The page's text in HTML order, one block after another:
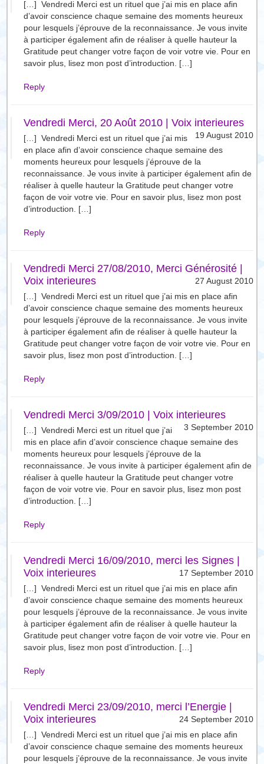
[…] Vendredi Merci est un rituel que j’ai mis en place afin
d’avoir conscience chaque semaine des moments heureux
pour lesquels j’éprouve de la reconnaissance. Je vous invite
à participer également afin de réaliser à quelle hauteur la
Gratitude peut changer votre façon de voir votre vie. Pour en
savoir plus, lisez mon post d’introduction. […]
Reply
Vendredi Merci, 20 Août 2010 | Voix interieures
19 August 2010
[…] Vendredi Merci est un rituel que j’ai mis
en place afin d’avoir conscience chaque semaine des
moments heureux pour lesquels j’éprouve de la
reconnaissance. Je vous invite à participer également afin de
réaliser à quelle hauteur la Gratitude peut changer votre
façon de voir votre vie. Pour en savoir plus, lisez mon post
d’introduction. […]
Reply
Vendredi Merci 27/08/2010, Merci Générosité |
Voix interieures
27 August 2010
[…] Vendredi Merci est un rituel que j’ai mis en place afin
d’avoir conscience chaque semaine des moments heureux
pour lesquels j’éprouve de la reconnaissance. Je vous invite
à participer également afin de réaliser à quelle hauteur la
Gratitude peut changer votre façon de voir votre vie. Pour en
savoir plus, lisez mon post d’introduction. […]
Reply
Vendredi Merci 3/09/2010 | Voix interieures
3 September 2010
[…] Vendredi Merci est un rituel que j’ai
mis en place afin d’avoir conscience chaque semaine des
moments heureux pour lesquels j’éprouve de la
reconnaissance. Je vous invite à participer également afin de
réaliser à quelle hauteur la Gratitude peut changer votre
façon de voir votre vie. Pour en savoir plus, lisez mon post
d’introduction. […]
Reply
Vendredi Merci 16/09/2010, merci les Signes |
Voix interieures
17 September 2010
[…] Vendredi Merci est un rituel que j’ai mis en place afin
d’avoir conscience chaque semaine des moments heureux
pour lesquels j’éprouve de la reconnaissance. Je vous invite
à participer également afin de réaliser à quelle hauteur la
Gratitude peut changer votre façon de voir votre vie. Pour en
savoir plus, lisez mon post d’introduction. […]
Reply
Vendredi Merci 23/09/2010, merci l’Energie |
Voix interieures
24 September 2010
[…] Vendredi Merci est un rituel que j’ai mis en place afin
d’avoir conscience chaque semaine des moments heureux
pour lesquels j’éprouve de la reconnaissance. Je vous invite